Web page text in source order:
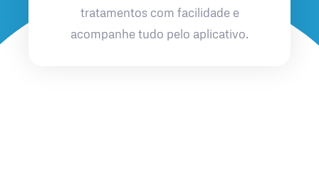
tratamentos com facilidade e
acompanhe tudo pelo aplicativo.